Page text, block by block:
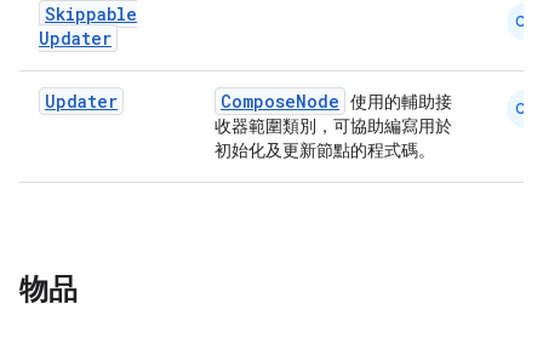
Skippable
Updater
CM
Updater ComposeNode 使用的輔助接
收器範圍類別，可協助編寫用於
初始化及更新節點的程式碼。
CM
物品